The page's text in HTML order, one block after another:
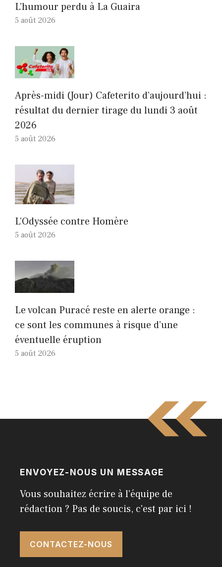
L’humour perdu à La Guaira
5 août 2026
Après-midi (Jour) Cafeterito d’aujourd’hui :
résultat du dernier tirage du lundi 3 août
2026
5 août 2026
L’Odyssée contre Homère
5 août 2026
Le volcan Puracé reste en alerte orange :
ce sont les communes à risque d’une
éventuelle éruption
5 août 2026
ENVOYEZ-NOUS UN MESSAGE
Vous souhaitez écrire à l'équipe de
rédaction ? Pas de soucis, c'est par ici !
CONTACTEZ-NOUS